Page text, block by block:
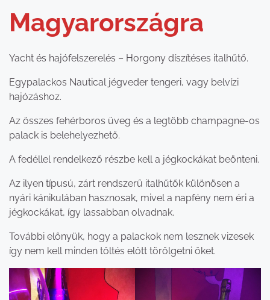
Magyarországra
Yacht és hajófelszerelés – Horgony díszítéses italhűtő.
Egypalackos Nautical jégveder tengeri, vagy belvízi
hajózáshoz.
Az összes fehérboros üveg és a legtöbb champagne-os
palack is belehelyezhető.
A fedéllel rendelkező részbe kell a jégkockákat beönteni.
Az ilyen típusú, zárt rendszerű italhűtők különösen a
nyári kánikulában hasznosak, mivel a napfény nem éri a
jégkockákat, így lassabban olvadnak.
További előnyük, hogy a palackok nem lesznek vizesek
így nem kell minden töltés előtt törölgetni őket.